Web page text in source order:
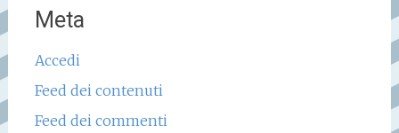
Meta
Accedi
Feed dei contenuti
Feed dei commenti